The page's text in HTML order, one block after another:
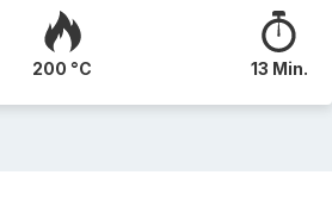
200 °C 13 Min.